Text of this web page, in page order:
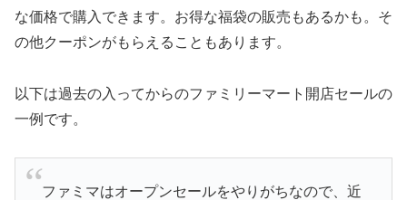
な価格で購入できます。お得な福袋の販売もあるかも。そ
の他クーポンがもらえることもあります。
以下は過去の入ってからのファミリーマート開店セールの
一例です。
ファミマはオープンセールをやりがちなので、近